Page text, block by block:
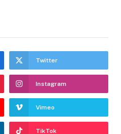
Twitter
Instagram
Vimeo
TikTok